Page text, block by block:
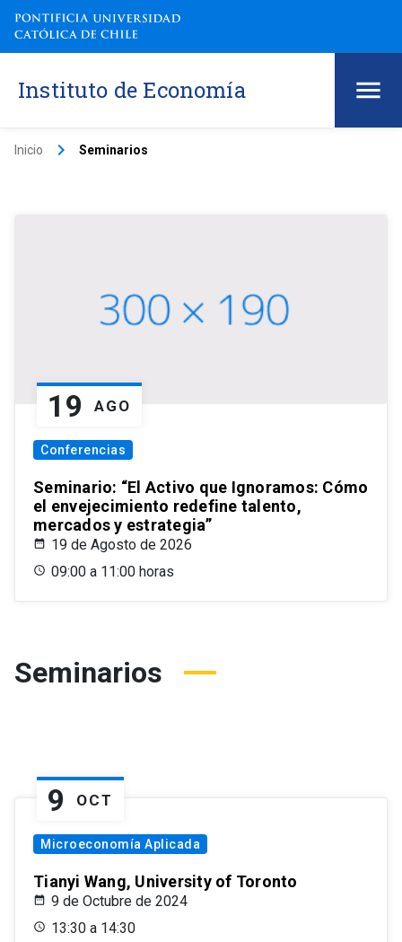
Instituto de Economía
Inicio keyboard_arrow_right Seminarios
19 AGO
Conferencias
Seminario: “El Activo que Ignoramos: Cómo
el envejecimiento redefine talento,
mercados y estrategia”
19 de Agosto de 2026
09:00 a 11:00 horas
Seminarios
9 OCT
Microeconomía Aplicada
Tianyi Wang, University of Toronto
9 de Octubre de 2024
13:30 a 14:30